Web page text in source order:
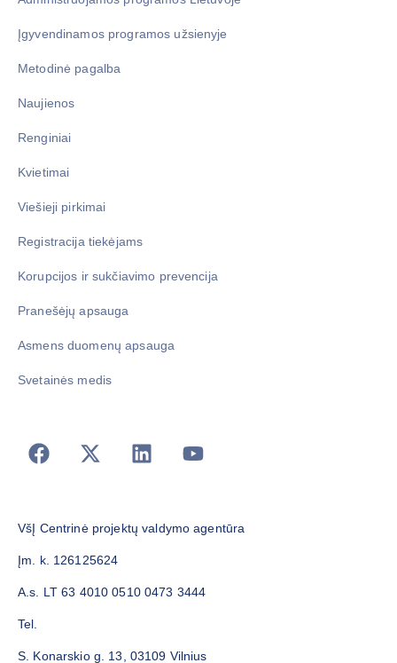
Įgyvendinamos programos užsienyje
Metodinė pagalba
Naujienos
Renginiai
Kvietimai
Viešieji pirkimai
Registracija tiekėjams
Korupcijos ir sukčiavimo prevencija
Pranešėjų apsauga
Asmens duomenų apsauga
Svetainės medis
VšĮ Centrinė projektų valdymo agentūra
Įm. k. 126125624
A.s. LT 63 4010 0510 0473 3444
Tel.
S. Konarskio g. 13, 03109 Vilnius